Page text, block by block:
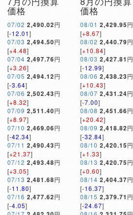
価格
07/02 2,490.02円
[-12.01]
07/03 2,494.50円
[+4.48]
07/04 2,497.76円
[+3.26]
07/05 2,494.12円
[-3.64]
07/06 2,502.43円
[+8.32]
07/09 2,511.40円
[+8.97]
07/10 2,469.06円
[-42.34]
07/11 2,490.43円
[+21.37]
07/12 2,493.48円
[+3.05]
07/13 2,481.68円
[-11.80]
07/16 2,477.62円
[-4.05]
価格
08/01 2,429.95円
[+8.67]
08/02 2,440.79円
[+10.84]
08/03 2,427.81 円
[-12.99]
08/06 2,438.23円
[+10.43]
08/07 2,431.24円
[-7.00]
08/08 2,451.66円
[+20.42]
08/09 2,418.82円
[-32.84]
08/10 2,420.15円
[+1.33]
08/13 2,420.75円
[+0.60]
08/14 2,404.37円
[-16.37]
08/15 2,379.71 円
[-24.67]